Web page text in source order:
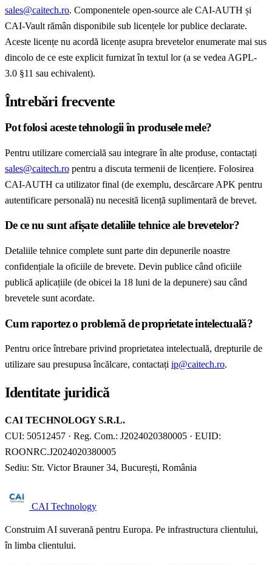
sales@caitech.ro. Componentele open-source ale CAI-AUTH și
CAI-Vault rămân disponibile sub licențele lor publice declarate.
Aceste licențe nu acordă licențe asupra brevetelor enumerate mai sus
dincolo de ce este explicit furnizat în textul lor (a se vedea AGPL-
3.0 §11 sau echivalent).
Întrebări frecvente
Pot folosi aceste tehnologii în produsele mele?
Pentru utilizare comercială sau integrare în alte produse, contactați
sales@caitech.ro pentru a discuta termenii de licențiere. Folosirea
CAI-AUTH ca utilizator final (de exemplu, descărcare APK pentru
autentificare personală) nu necesită licență suplimentară de brevet.
De ce nu sunt afișate detaliile tehnice ale brevetelor?
Detaliile tehnice complete sunt parte din depunerile noastre
confidențiale la oficiile de brevete. Devin publice când oficiile
publică aplicațiile (de obicei la 18 luni de la depunere) sau când
brevetele sunt acordate.
Cum raportez o problemă de proprietate intelectuală?
Pentru orice întrebare privind proprietatea intelectuală, drepturile de
utilizare sau presupusa încălcare, contactați ip@caitech.ro.
Identitate juridică
CAI TECHNOLOGY S.R.L.
CUI: 50512457 · Reg. Com.: J2024020380005 · EUID:
ROONRC.J2024020380005
Sediu: Str. Victor Brauner 34, București, România
CAI Technology
Construim AI suverană pentru Europa. Pe infrastructura clientului,
în limba clientului.